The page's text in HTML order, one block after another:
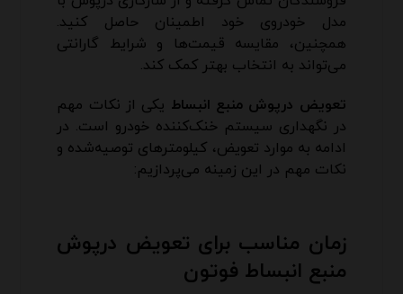
مدل خودروی خود اطمینان حاصل کنید.
همچنین، مقایسه قیمت‌ها و شرایط گارانتی
می‌تواند به انتخاب بهتر کمک کند.
تعویض درپوش منبع انبساط یکی از نکات مهم
در نگهداری سیستم خنک‌کننده خودرو است. در
ادامه به موارد تعویض، کیلومترهای توصیه‌شده و
نکات مهم در این زمینه می‌پردازیم:
زمان مناسب برای تعویض درپوش
منبع انبساط فوتون